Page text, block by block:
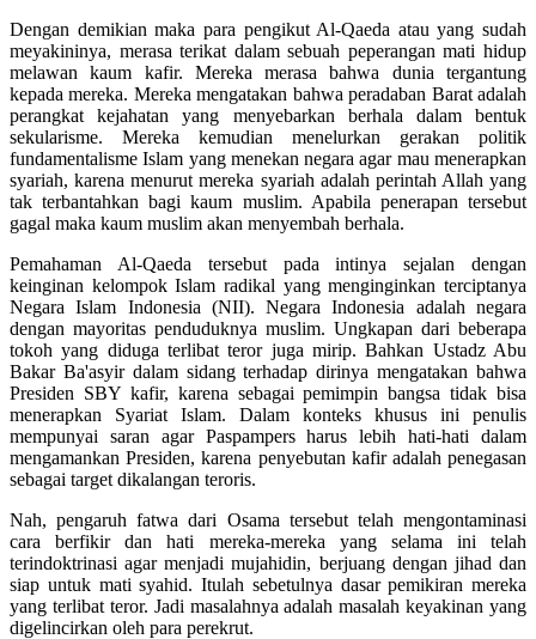
Dengan demikian maka para pengikut Al-Qaeda atau yang sudah
meyakininya, merasa terikat dalam sebuah peperangan mati hidup
melawan kaum kafir. Mereka merasa bahwa dunia tergantung
kepada mereka. Mereka mengatakan bahwa peradaban Barat adalah
perangkat kejahatan yang menyebarkan berhala dalam bentuk
sekularisme. Mereka kemudian menelurkan gerakan politik
fundamentalisme Islam yang menekan negara agar mau menerapkan
syariah, karena menurut mereka syariah adalah perintah Allah yang
tak terbantahkan bagi kaum muslim. Apabila penerapan tersebut
gagal maka kaum muslim akan menyembah berhala.
Pemahaman Al-Qaeda tersebut pada intinya sejalan dengan
keinginan kelompok Islam radikal yang menginginkan terciptanya
Negara Islam Indonesia (NII). Negara Indonesia adalah negara
dengan mayoritas penduduknya muslim. Ungkapan dari beberapa
tokoh yang diduga terlibat teror juga mirip. Bahkan Ustadz Abu
Bakar Ba'asyir dalam sidang terhadap dirinya mengatakan bahwa
Presiden SBY kafir, karena sebagai pemimpin bangsa tidak bisa
menerapkan Syariat Islam. Dalam konteks khusus ini penulis
mempunyai saran agar Paspampers harus lebih hati-hati dalam
mengamankan Presiden, karena penyebutan kafir adalah penegasan
sebagai target dikalangan teroris.
Nah, pengaruh fatwa dari Osama tersebut telah mengontaminasi
cara berfikir dan hati mereka-mereka yang selama ini telah
terindoktrinasi agar menjadi mujahidin, berjuang dengan jihad dan
siap untuk mati syahid. Itulah sebetulnya dasar pemikiran mereka
yang terlibat teror. Jadi masalahnya adalah masalah keyakinan yang
digelincirkan oleh para perekrut.